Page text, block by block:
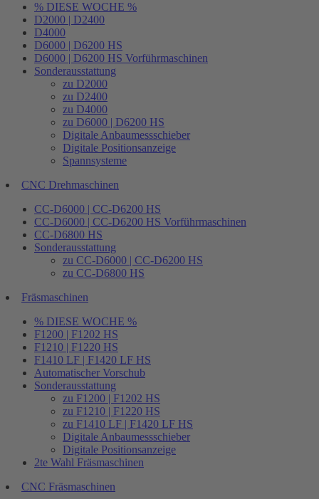
% DIESE WOCHE %
D2000 | D2400
D4000
D6000 | D6200 HS
D6000 | D6200 HS Vorführmaschinen
Sonderausstattung
zu D2000
zu D2400
zu D4000
zu D6000 | D6200 HS
Digitale Anbaumessschieber
Digitale Positionsanzeige
Spannsysteme
CNC Drehmaschinen
CC-D6000 | CC-D6200 HS
CC-D6000 | CC-D6200 HS Vorführmaschinen
CC-D6800 HS
Sonderausstattung
zu CC-D6000 | CC-D6200 HS
zu CC-D6800 HS
Fräsmaschinen
% DIESE WOCHE %
F1200 | F1202 HS
F1210 | F1220 HS
F1410 LF | F1420 LF HS
Automatischer Vorschub
Sonderausstattung
zu F1200 | F1202 HS
zu F1210 | F1220 HS
zu F1410 LF | F1420 LF HS
Digitale Anbaumessschieber
Digitale Positionsanzeige
2te Wahl Fräsmaschinen
CNC Fräsmaschinen